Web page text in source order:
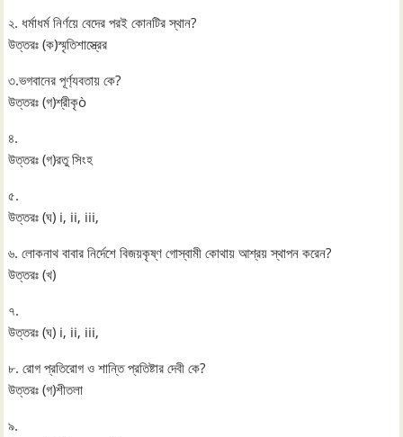
২. ধর্মাধর্ম নির্ণয়ে বেদের পরই কোনটির স্থান?
উত্তরঃ (ক)স্মৃতিশাস্ত্রের
৩.ভগবানের পূর্ণ্যবতায় কে?
উত্তরঃ (গ)শ্রীকৃò
৪.
উত্তরঃ (গ)রতু সিংহ
৫.
উত্তরঃ (ঘ) i, ii, iii,
৬. লোকনাথ বাবার নির্দেশে বিজয়কৃষ্ণ গোস্বামী কোথায় আশ্রয় স্থাপন করেন?
উত্তরঃ (খ)
৭.
উত্তরঃ (ঘ) i, ii, iii,
৮. রোগ প্রতিরোগ ও শান্তি প্রতিষ্টার দেবী কে?
উত্তরঃ (গ)শীতলা
৯.